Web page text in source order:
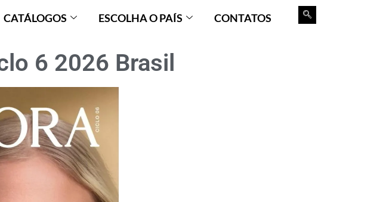
CATÁLOGOS ESCOLHA O PAÍS CONTATOS
6 2026 Brasil